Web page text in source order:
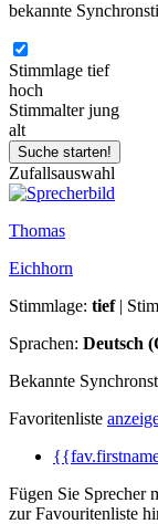
bekannte
Stimmlage tief
hoch
Stimmalter jung
alt
Zufallsauswahl
Thomas
Eichhorn
Stimmlage: tief |
Sprachen: Deutsch
Bekannte
Favoritenliste
Fügen Sie Sprecher
zur Favouritenliste